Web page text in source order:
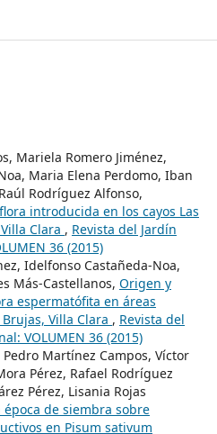
Mariela Romero Jiménez,
Maria Elena Perdomo, Iban
Rodríguez Alfonso,
introducida en los cayos Las
Clara , Revista del Jardín
36 (2015)
Idelfonso Castañeda-Noa,
Más-Castellanos, Origen y
espermatófita en áreas
Villa Clara , Revista del
VOLUMEN 36 (2015)
Martínez Campos, Víctor
Pérez, Rafael Rodríguez
Pérez, Lisania Rojas
época de siembra sobre
en Pisum sativum